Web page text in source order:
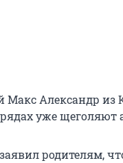
Макс Александр
уже
родителям,